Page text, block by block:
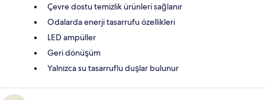
Çevre dostu temizlik ürünleri sağlanır
Odalarda enerji tasarrufu özellikleri
LED ampüller
Geri dönüşüm
Yalnızca su tasarruflu duşlar bulunur